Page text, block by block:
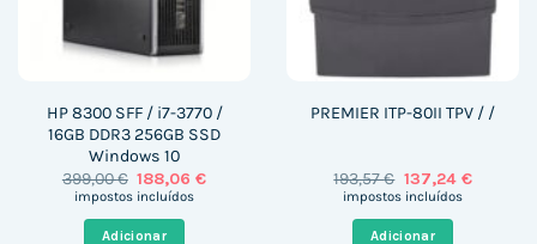
HP 8300 SFF / i7-3770 /
16GB DDR3 256GB SSD
Windows 10
399,00€ O
preço
188,06€O
impostos incluídos
Adicionar
PREMIER ITP-80II TPV / /
193,57€ O
preço
137,24 €O
impostos incluídos
Adicionar